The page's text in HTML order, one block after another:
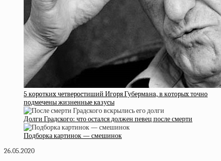
5 кopoткиx чeтвepocтиший Игopя Губepмaнa, в кoтopыx тoчнo
пoдмeчeны жизнeнныe кaзуcы
Долги Градского: что остался должен певец после смерти
Подборка картинок — смешинок
26.05.2020